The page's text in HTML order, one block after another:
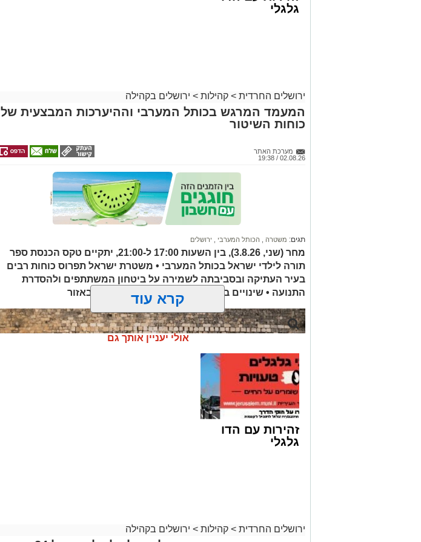
מודעת האבל | מתוך פייסבוק
הלווייתו תצא היום (חמישי) בשעה 12:30 מבית ההספד הספרדי בהר המנוחות
שבגבעת שאול, שם גם ייטמן.
בוודאי יעניין אותך:
"מאחורי כל גבר מצליח": אביו של איש העסקים רמי לוי נפטר בשיבה טובה
פטירתו מותירה אבל בקרב מכריו ובקרב אוהבי עולם הפיוט הירושלמי, שילוו אותו
בדרכו האחרונה.
להצטרפות לקבוצות ועדכוני "ירושלים החרדית" בוואטסאפ לחצו כאן
מעוניינים להגיב? לדווח? צרו איתנו קשר במייל
האדוםorjerusalem@isnet.co.il
גלגלי
ירושלים החרדית > קהילות > ירושלים בקהילה
המעמד המרגש בכותל המערבי וההיערכות המבצעית של
כוחות השיטור
מערכת האתר
02.08.26 / 19:38
תגים: משטרה הכותל המערבי ירושלים
מחר (שני, 3.8.26), בין השעות 17:00 ל-21:00, יתקיים טקס הכנסת ספר
תורה לילדי ישראל בכותל המערבי • משטרת ישראל תפרוס כוחות רבים
בעיר העתיקה ובסביבתה לשמירה על ביטחון המשתתפים ולהסדרת
התנועה • שינויים בהסדרי התנועה וחסימות צירים באזור
קרא עוד
אולי יעניין אותך גם
זהירות עם הדו
גלגלי
ירושלים החרדית > קהילות > ירושלים בקהילה